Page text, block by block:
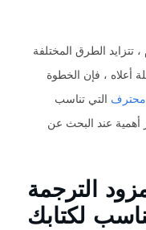
تتزايد الطرق المختلفة
أعلاه ، فإن الخطوة
محترف التي تناسب
أهمية عند البحث عن
الترجمة
لكتابك